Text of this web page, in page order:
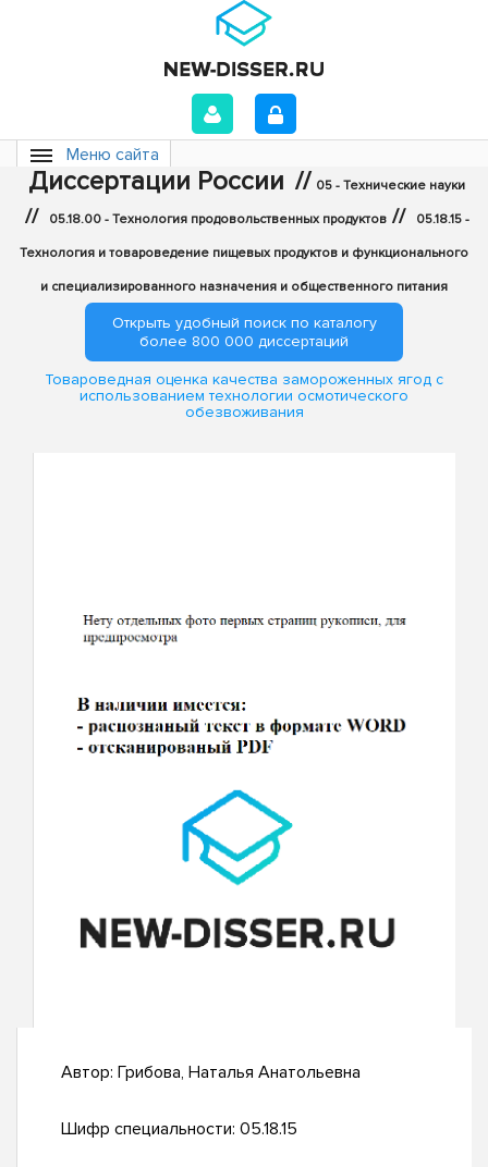
Меню сайта
Диссертации России // 05 - Технические науки
// 05.18.00 - Технология продовольственных продуктов // 05.18.15 -
Технология и товароведение пищевых продуктов и функционального
и специализированного назначения и общественного питания
Открыть удобный поиск по каталогу
более 800 000 диссертаций
Товароведная оценка качества замороженных ягод с
использованием технологии осмотического
обезвоживания
Автор: Грибова, Наталья Анатольевна
Шифр специальности: 05.18.15